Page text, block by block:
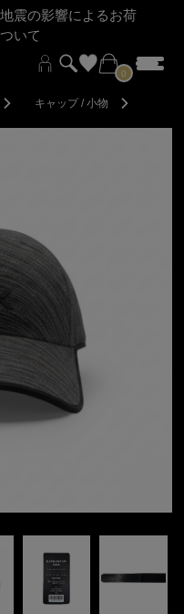
震の影響によるお荷
いて
0
キャップ / 小物